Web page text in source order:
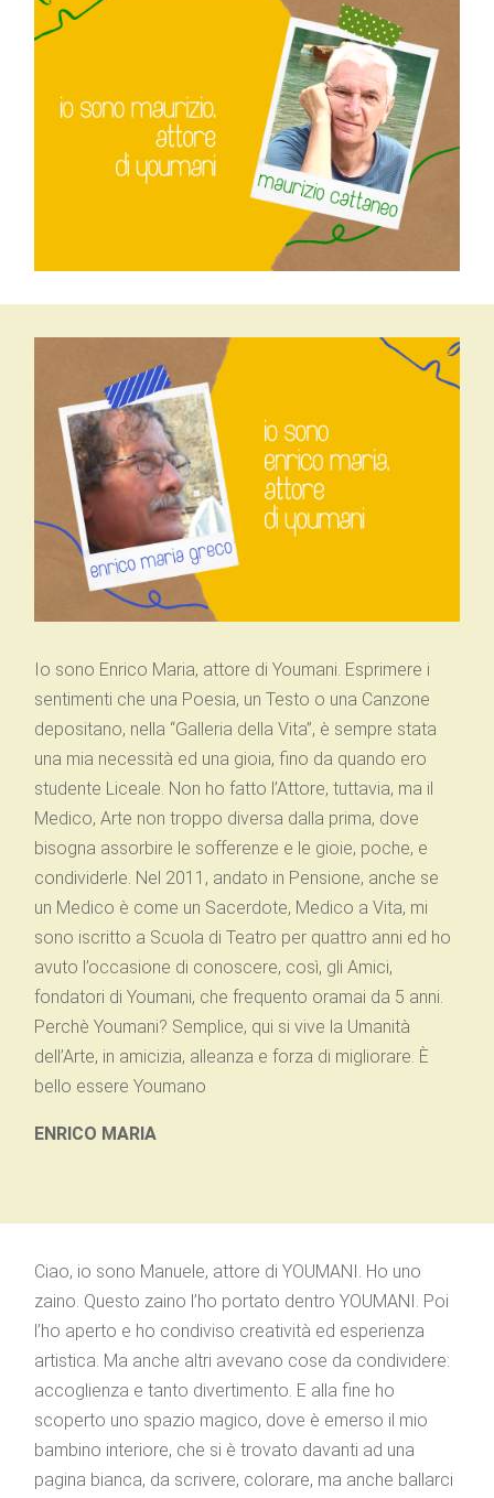
Io sono Enrico Maria, attore di Youmani. Esprimere i
sentimenti che una Poesia, un Testo o una Canzone
depositano, nella “Galleria della Vita”, è sempre stata
una mia necessità ed una gioia, fino da quando ero
studente Liceale. Non ho fatto l’Attore, tuttavia, ma il
Medico, Arte non troppo diversa dalla prima, dove
bisogna assorbire le sofferenze e le gioie, poche, e
condividerle. Nel 2011, andato in Pensione, anche se
un Medico è come un Sacerdote, Medico a Vita, mi
sono iscritto a Scuola di Teatro per quattro anni ed ho
avuto l’occasione di conoscere, così, gli Amici,
fondatori di Youmani, che frequento oramai da 5 anni.
Perchè Youmani? Semplice, qui si vive la Umanità
dell’Arte, in amicizia, alleanza e forza di migliorare. È
bello essere Youmano
ENRICO MARIA
Ciao, io sono Manuele, attore di YOUMANI. Ho uno
zaino. Questo zaino l’ho portato dentro YOUMANI. Poi
l’ho aperto e ho condiviso creatività ed esperienza
artistica. Ma anche altri avevano cose da condividere:
accoglienza e tanto divertimento. E alla fine ho
scoperto uno spazio magico, dove è emerso il mio
bambino interiore, che si è trovato davanti ad una
pagina bianca, da scrivere, colorare, ma anche ballarci